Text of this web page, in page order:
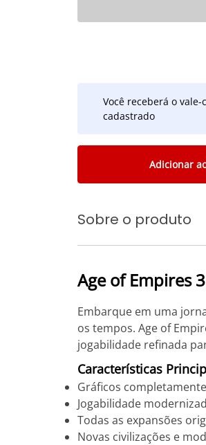
Você receberá o
cadastrado
Adicionar
Sobre o produto
Age of Empires
Embarque em uma
os tempos. Age of
jogabilidade refinada
Características
Gráficos
Jogabilidade
Todas as expansões
Novas civilizações e